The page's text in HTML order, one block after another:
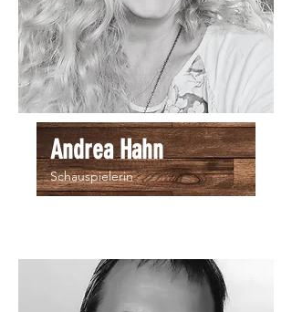
Schauspielerin
Andrea Hahn